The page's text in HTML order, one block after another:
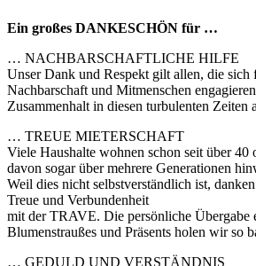
Ein großes DANKESCHÖN für …
… NACHBARSCHAFTLICHE HILFE
Unser Dank und Respekt gilt allen, die
Nachbarschaft und Mitmenschen
Zusammenhalt in diesen turbulenten Zeiten
… TREUE MIETERSCHAFT
Viele Haushalte wohnen schon seit über 40
davon sogar über mehrere Generationen
Weil dies nicht selbstverständlich ist,
Treue und Verbundenheit
mit der TRAVE. Die persönliche Übergabe
Blumenstraußes und Präsents holen wir so
… GEDULD UND VERSTÄNDNIS